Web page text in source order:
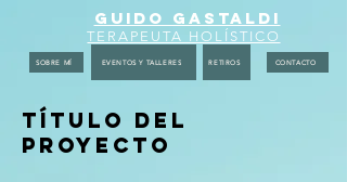
SOBRE MÍ EVENTOS Y TALLERES RETIROS CONTACTO
GUIDO GASTALDI
TERAPEUTA HOLÍSTICO
Título del
proyecto